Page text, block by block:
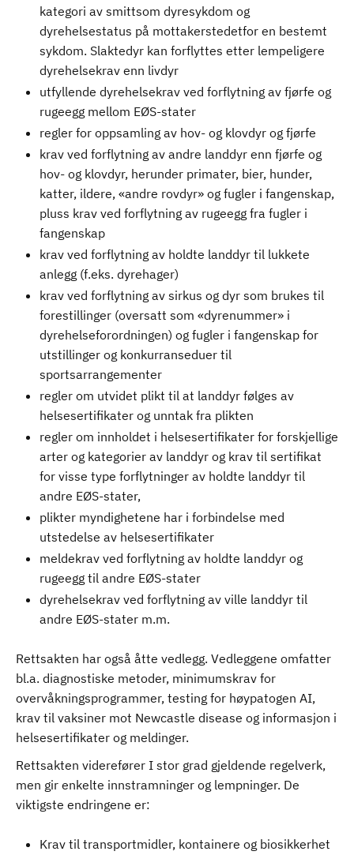
kategori av smittsom dyresykdom og
dyrehelsestatus på mottakerstedetfor en bestemt
sykdom. Slaktedyr kan forflyttes etter lempeligere
dyrehelsekrav enn livdyr
utfyllende dyrehelsekrav ved forflytning av fjørfe og
rugeegg mellom EØS-stater
regler for oppsamling av hov- og klovdyr og fjørfe
krav ved forflytning av andre landdyr enn fjørfe og
hov- og klovdyr, herunder primater, bier, hunder,
katter, ildere, «andre rovdyr» og fugler i fangenskap,
pluss krav ved forflytning av rugeegg fra fugler i
fangenskap
krav ved forflytning av holdte landdyr til lukkete
anlegg (f.eks. dyrehager)
krav ved forflytning av sirkus og dyr som brukes til
forestillinger (oversatt som «dyrenummer» i
dyrehelseforordningen) og fugler i fangenskap for
utstillinger og konkurranseduer til
sportsarrangementer
regler om utvidet plikt til at landdyr følges av
helsesertifikater og unntak fra plikten
regler om innholdet i helsesertifikater for forskjellige
arter og kategorier av landdyr og krav til sertifikat
for visse type forflytninger av holdte landdyr til
andre EØS-stater,
plikter myndighetene har i forbindelse med
utstedelse av helsesertifikater
meldekrav ved forflytning av holdte landdyr og
rugeegg til andre EØS-stater
dyrehelsekrav ved forflytning av ville landdyr til
andre EØS-stater m.m.
Rettsakten har også åtte vedlegg. Vedleggene omfatter
bl.a. diagnostiske metoder, minimumskrav for
overvåkningsprogrammer, testing for høypatogen AI,
krav til vaksiner mot Newcastle disease og informasjon i
helsesertifikater og meldinger.
Rettsakten viderefører I stor grad gjeldende regelverk,
men gir enkelte innstramninger og lempninger. De
viktigste endringene er:
Krav til transportmidler, kontainere og biosikkerhet